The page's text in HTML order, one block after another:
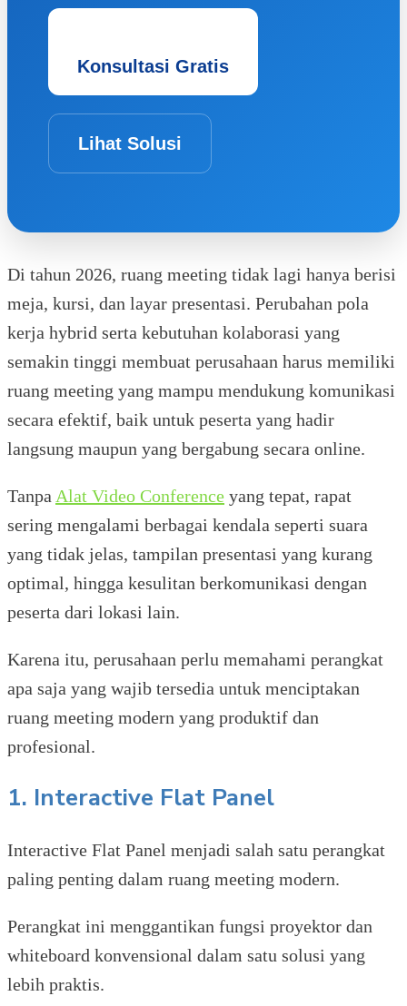
Konsultasi Gratis
Lihat Solusi
Di tahun 2026, ruang meeting tidak lagi hanya berisi
meja, kursi, dan layar presentasi. Perubahan pola
kerja hybrid serta kebutuhan kolaborasi yang
semakin tinggi membuat perusahaan harus memiliki
ruang meeting yang mampu mendukung komunikasi
secara efektif, baik untuk peserta yang hadir
langsung maupun yang bergabung secara online.
TanpaAlat Video Conference yang tepat, rapat
sering mengalami berbagai kendala seperti suara
yang tidak jelas, tampilan presentasi yang kurang
optimal, hingga kesulitan berkomunikasi dengan
peserta dari lokasi lain.
Karena itu, perusahaan perlu memahami perangkat
apa saja yang wajib tersedia untuk menciptakan
ruang meeting modern yang produktif dan
profesional.
1. Interactive Flat Panel
Interactive Flat Panel menjadi salah satu perangkat
paling penting dalam ruang meeting modern.
Perangkat ini menggantikan fungsi proyektor dan
whiteboard konvensional dalam satu solusi yang
lebih praktis.